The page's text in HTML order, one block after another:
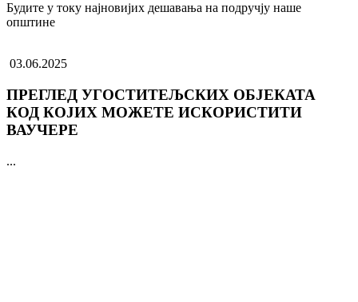
Будите у току најновијих дешавања на подручју наше
општине
03.06.2025
ПРЕГЛЕД УГОСТИТЕЉСКИХ ОБЈЕКАТА
КОД КОЈИХ МОЖЕТЕ ИСКОРИСТИТИ
ВАУЧЕРЕ
...